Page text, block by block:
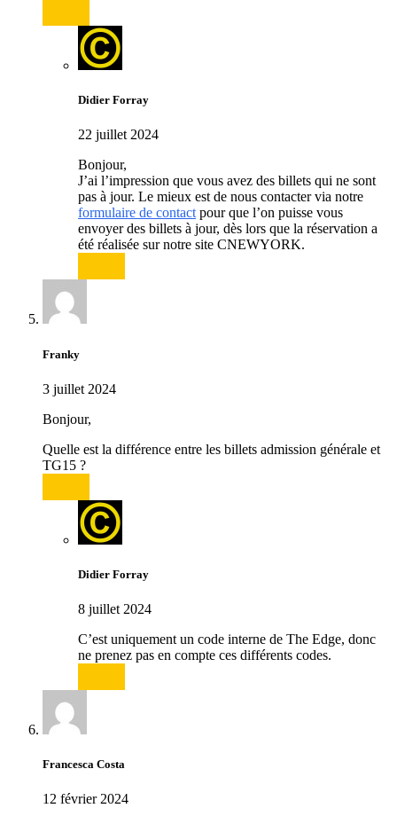
Didier Forray
22 juillet 2024
Bonjour,
J’ai l’impression que vous avez des billets qui ne sont
pas à jour. Le mieux est de nous contacter via notre
formulaire de contact pour que l’on puisse vous
envoyer des billets à jour, dès lors que la réservation a
été réalisée sur notre site CNEWYORK.
Franky
3 juillet 2024
Bonjour,
Quelle est la différence entre les billets admission générale et
TG15 ?
Didier Forray
8 juillet 2024
C’est uniquement un code interne de The Edge, donc
ne prenez pas en compte ces différents codes.
Francesca Costa
12 février 2024